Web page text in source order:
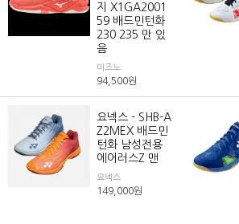
지 X1GA2001
59 배드민턴화
230 235 만 있
음
미즈노
94,500원
요넥스 - SHB-A
Z2MEX 배드민
턴화 남성전용
에어러스Z 맨
요넥스
149,000원